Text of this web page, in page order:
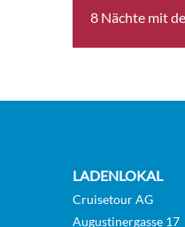
8 Nächte mit
LADENLOKAL
Cruisetour AG
Augustinergasse 17